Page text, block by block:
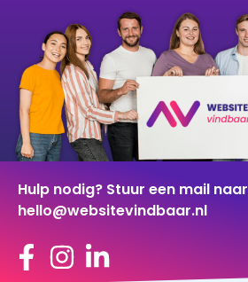
Hulp nodig? Stuur een mail naar
hello@websitevindbaar.nl